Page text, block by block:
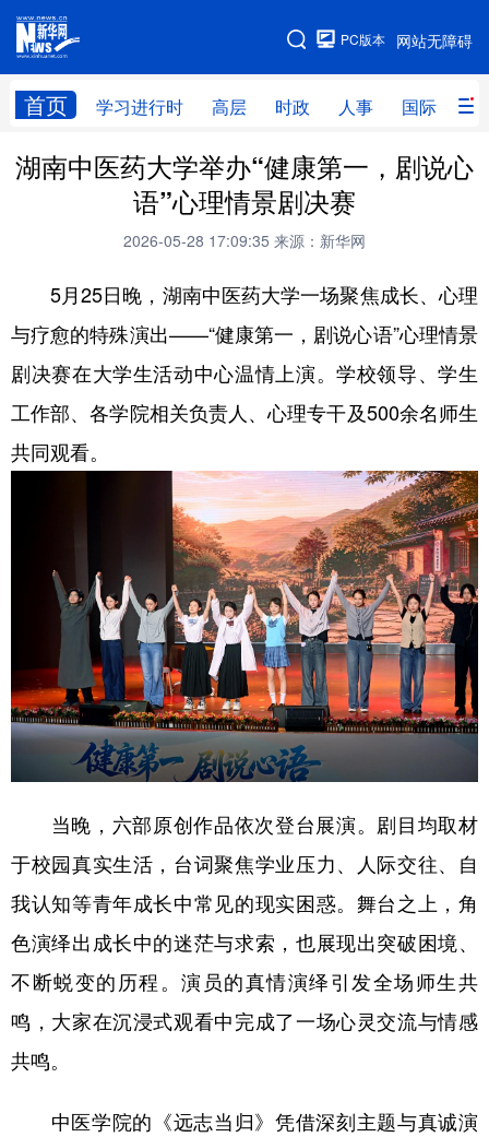
网站无障碍
PC版本
首页 学习进行时 高层 时政 人事 国际 财
网站地图
学习进行时 高层 时政 人事
财经 网评
全球连线
科技 科创 量子 体育
文化 健康 军事
法律
人居 信息化 数字经济
乡村振兴 银龄 溯源中国
城市 旅游 能源 会展
彩票 娱乐 时尚 悦读
公益 一带一路 亚太网 上市公司
文化产业
辽宁 吉林 上海 江苏
浙江 安徽 福建 江西
山东 河南 湖北 湖南
广东 广西 重庆
陕西 甘肃 青海 宁夏
湖南中医药大学举办“健康第一，剧说心
语”心理情景剧决赛
2026-05-28 17:09:35 来源：新华网
5月25日晚，湖南中医药大学一场聚焦成长、心理
与疗愈的特殊演出——“健康第一，剧说心语”心理情景
剧决赛在大学生活动中心温情上演。学校领导、学生
工作部、各学院相关负责人、心理专干及500余名师生
共同观看。
当晚，六部原创作品依次登台展演。剧目均取材
于校园真实生活，台词聚焦学业压力、人际交往、自
我认知等青年成长中常见的现实困惑。舞台之上，角
色演绎出成长中的迷茫与求索，也展现出突破困境、
不断蜕变的历程。演员的真情演绎引发全场师生共
鸣，大家在沉浸式观看中完成了一场心灵交流与情感
共鸣。
中医学院的《远志当归》凭借深刻主题与真诚演